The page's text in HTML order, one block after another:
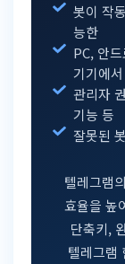
봇이 작
능한
PC, 안
기기에서
관리자
기능 등
잘못된
텔레그램
효율을 높
단축키,
텔레그램